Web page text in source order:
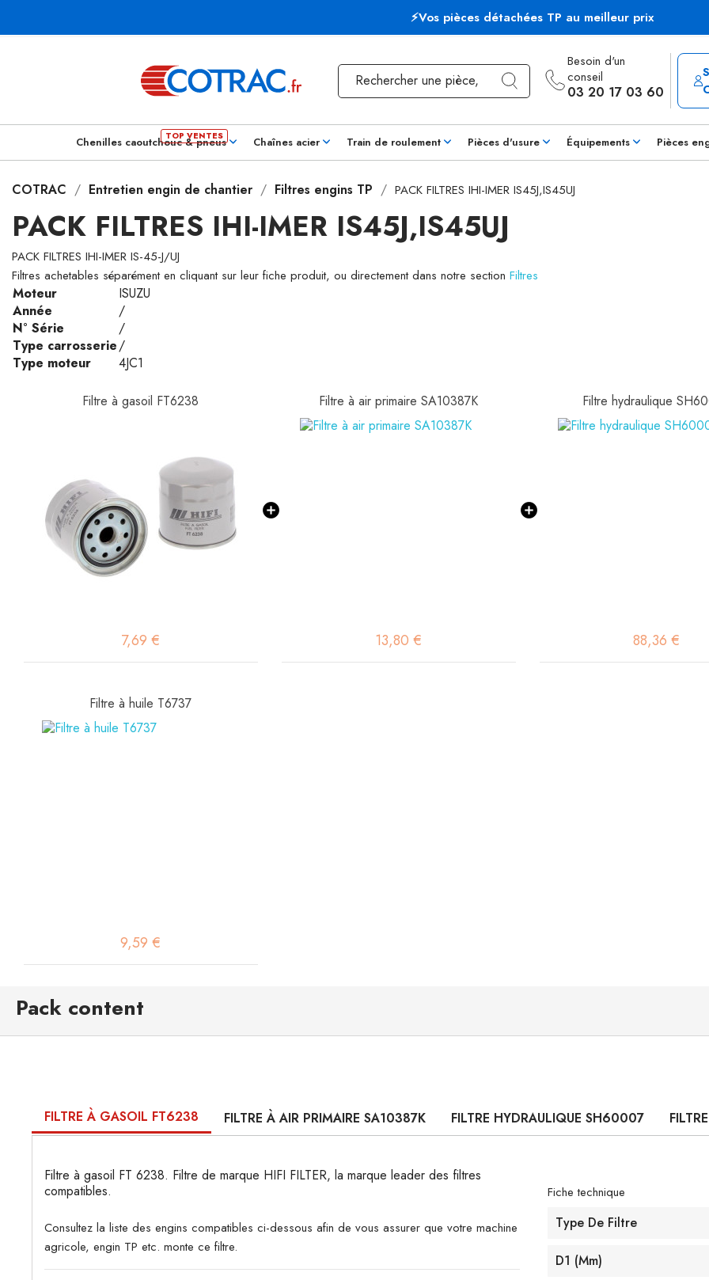
⚡Vos pièces détachées TP au meilleur prix
Besoin d'un
conseil
03 20 17 03 60
Chenilles caoutchouc & pneus Chaînes acier Train de roulement Pièces d'usure Équipements Pièces
COTRAC Entretien engin de chantier Filtres engins TP PACK FILTRES IHI-IMER IS45J,IS45UJ
PACK FILTRES IHI-IMER IS45J,IS45UJ
PACK FILTRES IHI-IMER IS-45-J/UJ
Filtres achetables séparément en cliquant sur leur fiche produit, ou directement dans notre section Filtres
Moteur
ISUZU
Année
/
N° Série
/
Type carrosserie/
Type moteur
4JC1
Filtre à gasoil FT6238
7,69 €
Filtre à air primaire SA10387K
13,80 €
Filtre hydraulique
88,36 €
Filtre à huile T6737
9,59 €
Pack content
FILTRE À GASOIL FT6238 FILTRE À AIR PRIMAIRE SA10387K FILTRE HYDRAULIQUE SH60007
Filtre à gasoil FT 6238. Filtre de marque HIFI FILTER, la marque leader des filtres
compatibles.
Consultez la liste des engins compatibles ci-dessous afin de vous assurer que votre machine
agricole, engin TP etc. monte ce filtre.
Fiche technique
Type De Filtre
D1 (mm)